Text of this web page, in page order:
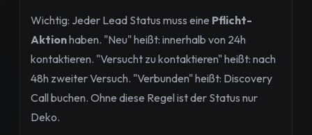
Wichtig: Jeder Lead Status muss eine Pflicht-
Aktionhaben. "Neu" heißt: innerhalb von 24h
kontaktieren. "Versucht zu kontaktieren" heißt: nach
48h zweiter Versuch. "Verbunden" heißt: Discovery
Call buchen. Ohne diese Regel ist der Status nur
Deko.